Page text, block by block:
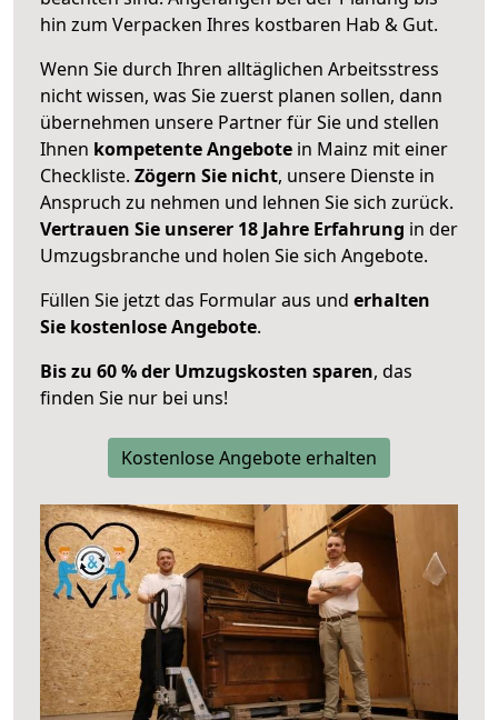
hin zum Verpacken Ihres kostbaren Hab & Gut.
Wenn Sie durch Ihren alltäglichen Arbeitsstress
nicht wissen, was Sie zuerst planen sollen, dann
übernehmen unsere Partner für Sie und stellen
Ihnen kompetente Angebote in Mainz mit einer
Checkliste. Zögern Sie nicht, unsere Dienste in
Anspruch zu nehmen und lehnen Sie sich zurück.
Vertrauen Sie unserer 18 Jahre Erfahrung in der
Umzugsbranche und holen Sie sich Angebote.
Füllen Sie jetzt das Formular aus und erhalten
Sie kostenlose Angebote.
Bis zu 60 % der Umzugskosten sparen, das
finden Sie nur bei uns!
Kostenlose Angebote erhalten